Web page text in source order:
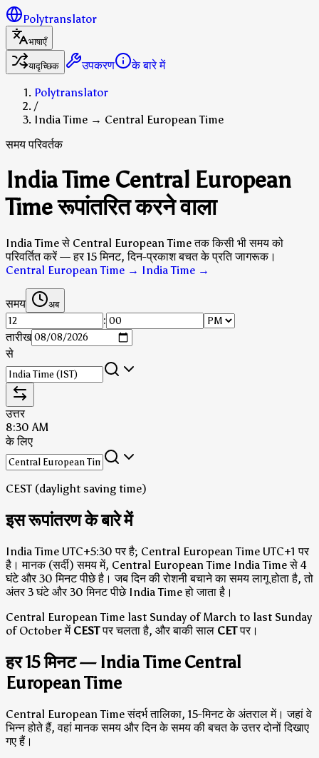
Polytranslator
भाषाएँ
यादृच्छिक
उपकरण
के बारे में
Polytranslator
/
India Time → Central European Time
समय परिवर्तक
India Time Central European
Time रूपांतरित करने वाला
India Time से Central European Time तक किसी भी समय को
परिवर्तित करें — हर 15 मिनट, दिन-प्रकाश बचत के प्रति जागरूक।
Central European Time → India Time →
समय अब
:
तारीख
से
उत्तर
8:30 AM
के लिए
CEST (daylight saving time)
इस रूपांतरण के बारे में
India Time UTC+5:30 पर है; Central European Time UTC+1 पर
है। मानक (सर्दी) समय में, Central European Time India Time से 4
घंटे और 30 मिनट पीछे है। जब दिन की रोशनी बचाने का समय लागू होता है, तो
अंतर 3 घंटे और 30 मिनट पीछे India Time हो जाता है।
Central European Time last Sunday of March to last Sunday
of October में CESTपर चलता है, और बाकी साल CETपर।
हर 15 मिनट — India Time Central
European Time
Central European Time संदर्भ तालिका, 15-मिनट के अंतराल में। जहां वे
भिन्न होते हैं, वहां मानक समय और दिन के समय की बचत के उत्तर दोनों दिखाए
गए हैं।